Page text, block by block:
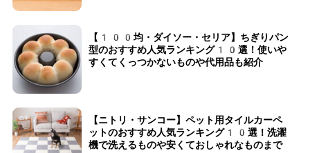
【100均・ダイソー・セリア】ちぎりパン
型のおすすめ人気ランキング10選！使いや
すくてくっつかないものや代用品も紹介
【ニトリ・サンコー】ペット用タイルカーペ
ットのおすすめ人気ランキング10選！洗濯
機で洗えるものや安くておしゃれなものまで